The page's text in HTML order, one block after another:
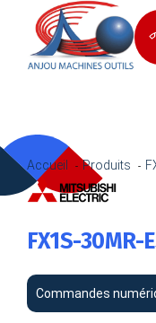
Accueil Produits
FX1S-30MR-
Commandes